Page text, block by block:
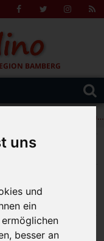
uns
und
ein
besser an
FacebookTwitter
BAMBERG
Suche
nach:
+++ Leolingo: Englischcamp mit Muttersprachlern – auch in Bamberg! +++
>
die
Mönchshof